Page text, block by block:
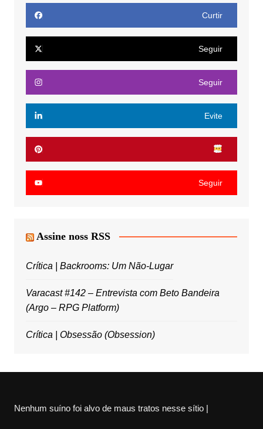
Curtir
Seguir
Seguir
Evite
Seguir
Assine noss RSS
Crítica | Backrooms: Um Não-Lugar
Varacast #142 – Entrevista com Beto Bandeira
(Argo – RPG Platform)
Crítica | Obsessão (Obsession)
Nenhum suíno foi alvo de maus tratos nesse sítio |